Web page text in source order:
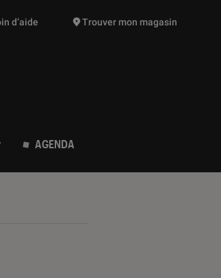
de produits vont vous être proposées
d’aide Trouver mon magasin
AGENDA